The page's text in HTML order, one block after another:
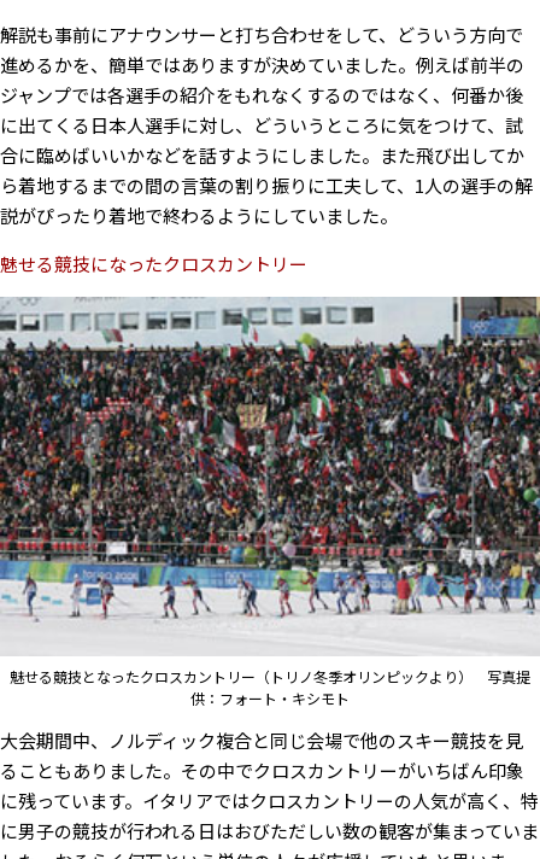
解説も事前にアナウンサーと打ち合わせをして、どういう方向で
進めるかを、簡単ではありますが決めていました。例えば前半の
ジャンプでは各選手の紹介をもれなくするのではなく、何番か後
に出てくる日本人選手に対し、どういうところに気をつけて、試
合に臨めばいいかなどを話すようにしました。また飛び出してか
ら着地するまでの間の言葉の割り振りに工夫して、1人の選手の解
説がぴったり着地で終わるようにしていました。
魅せる競技になったクロスカントリー
魅せる競技となったクロスカントリー（トリノ冬季オリンピックより） 写真提
供：フォート・キシモト
大会期間中、ノルディック複合と同じ会場で他のスキー競技を見
ることもありました。その中でクロスカントリーがいちばん印象
に残っています。イタリアではクロスカントリーの人気が高く、特
に男子の競技が行われる日はおびただしい数の観客が集まっていま